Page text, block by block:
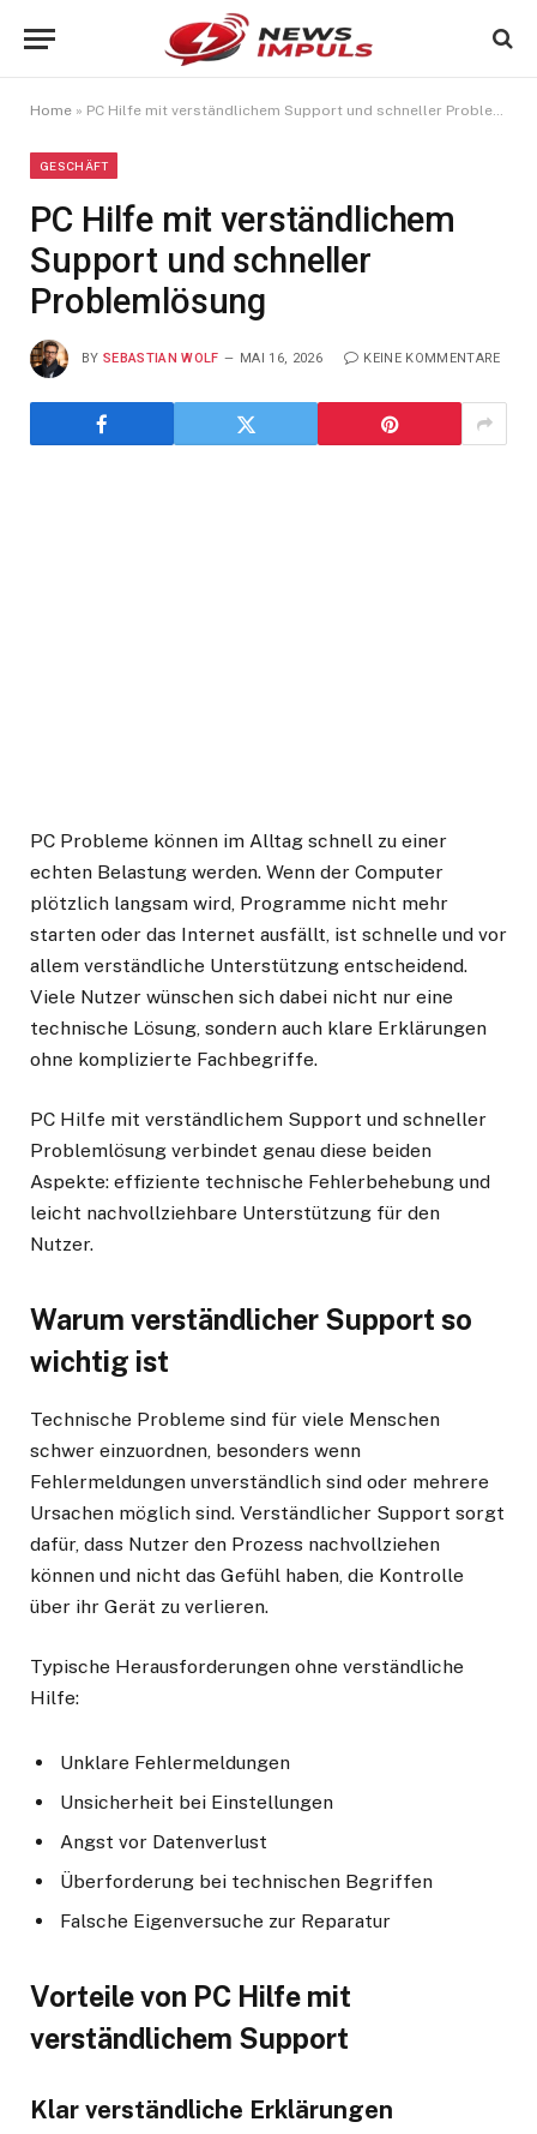
Home » PC Hilfe mit verständlichem Support und schneller Problemlösung
GESCHÄFT
PC Hilfe mit verständlichem
Support und schneller
Problemlösung
BY SEBASTIAN WOLF MAI 16, 2026 KEINE KOMMENTARE
PC Probleme können im Alltag schnell zu einer
echten Belastung werden. Wenn der Computer
plötzlich langsam wird, Programme nicht mehr
starten oder das Internet ausfällt, ist schnelle und vor
allem verständliche Unterstützung entscheidend.
Viele Nutzer wünschen sich dabei nicht nur eine
technische Lösung, sondern auch klare Erklärungen
ohne komplizierte Fachbegriffe.
PC Hilfe mit verständlichem Support und schneller
Problemlösung verbindet genau diese beiden
Aspekte: effiziente technische Fehlerbehebung und
leicht nachvollziehbare Unterstützung für den
Nutzer.
Warum verständlicher Support so
wichtig ist
Technische Probleme sind für viele Menschen
schwer einzuordnen, besonders wenn
Fehlermeldungen unverständlich sind oder mehrere
Ursachen möglich sind. Verständlicher Support sorgt
dafür, dass Nutzer den Prozess nachvollziehen
können und nicht das Gefühl haben, die Kontrolle
über ihr Gerät zu verlieren.
Typische Herausforderungen ohne verständliche
Hilfe:
Unklare Fehlermeldungen
Unsicherheit bei Einstellungen
Angst vor Datenverlust
Überforderung bei technischen Begriffen
Falsche Eigenversuche zur Reparatur
Vorteile von PC Hilfe mit
verständlichem Support
Klar verständliche Erklärungen